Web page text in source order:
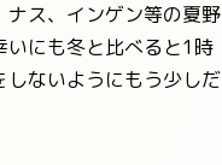
ス、インゲン等の夏野
いにも冬と比べると1時
ないようにもう少しだ